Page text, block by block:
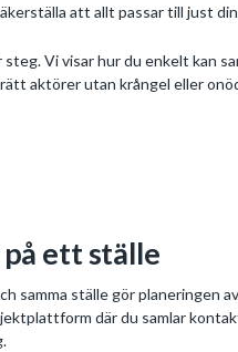
att allt passar till just
Vi visar hur du enkelt kan
aktörer utan krångel eller
ett ställe
samma ställe gör planeringen
där du samlar